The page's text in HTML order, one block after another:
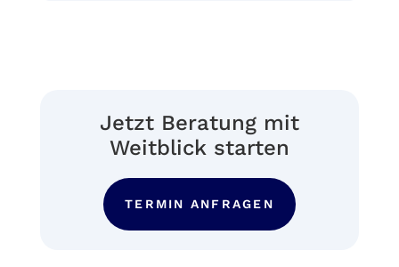
Jetzt Beratung mit
Weitblick starten
TERMIN ANFRAGEN